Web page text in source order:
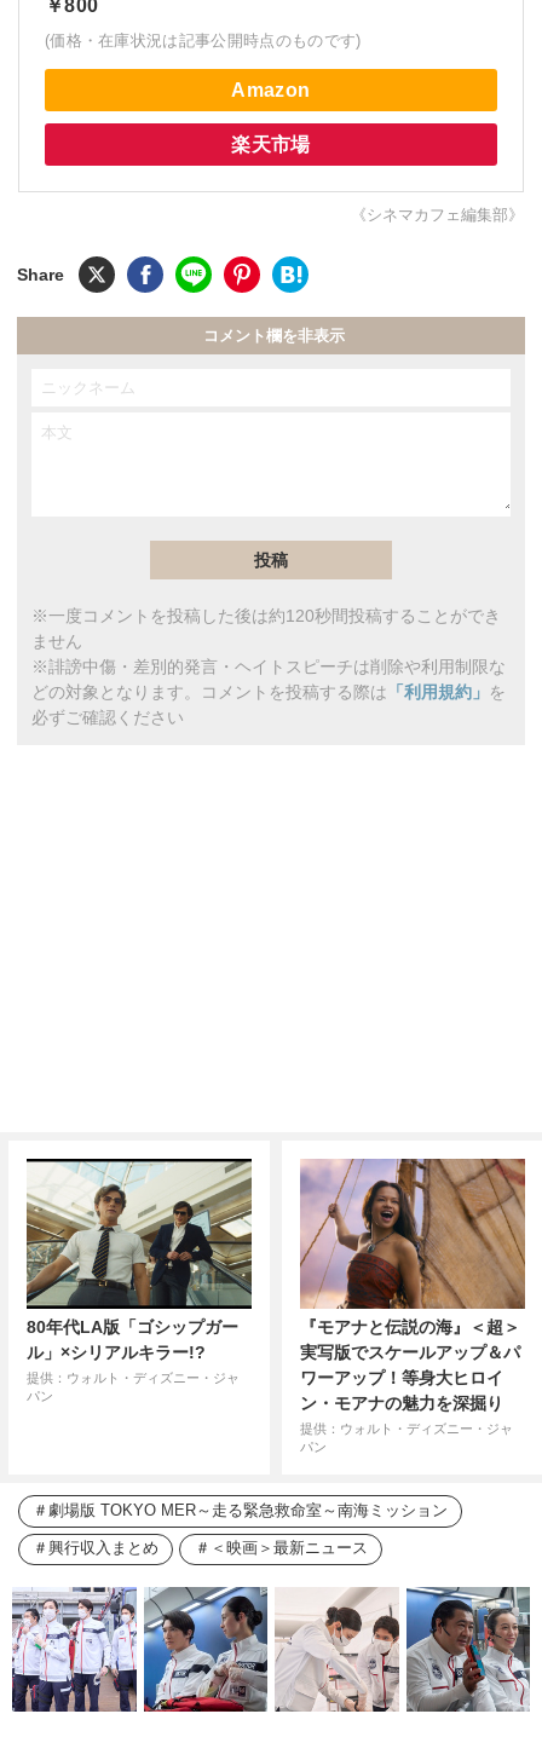
￥800
(価格・在庫状況は記事公開時点のものです)
Amazon
楽天市場
《シネマカフェ編集部》
コメント欄を非表示
※一度コメントを投稿した後は約120秒間投稿することができ
ません
※誹謗中傷・差別的発言・ヘイトスピーチは削除や利用制限な
どの対象となります。コメントを投稿する際は 「利用規約」 を
必ずご確認ください
80年代LA版「ゴシップガー
ル」×シリアルキラー!?
提供：ウォルト・ディズニー・ジャ
パン
『モアナと伝説の海』＜超＞
実写版でスケールアップ＆パ
ワーアップ！等身大ヒロイ
ン・モアナの魅力を深掘り
提供：ウォルト・ディズニー・ジャ
パン
劇場版 TOKYO MER～走る緊急救命室～南海ミッション
興行収入まとめ ＜映画＞最新ニュース